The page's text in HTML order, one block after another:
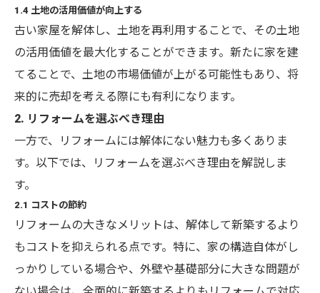
1.4 土地の活用価値が向上する
古い家屋を解体し、土地を再利用することで、その土地
の活用価値を最大化することができます。新たに家を建
てることで、土地の市場価値が上がる可能性もあり、将
来的に売却を考える際にも有利になります。
2. リフォームを選ぶべき理由
一方で、リフォームには解体にない魅力も多くありま
す。以下では、リフォームを選ぶべき理由を解説しま
す。
2.1 コストの節約
リフォームの大きなメリットは、解体して新築するより
もコストを抑えられる点です。特に、家の構造自体がし
っかりしている場合や、外壁や基礎部分に大きな問題が